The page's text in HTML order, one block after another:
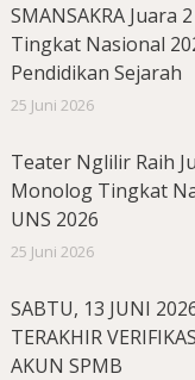
SMANSAKRA Juara
Tingkat Nasional
Pendidikan Sejarah
25 Juni 2026
Teater Nglilir Raih
Monolog Tingkat
UNS 2026
25 Juni 2026
SABTU, 13 JUNI
TERAKHIR
AKUN SPMB